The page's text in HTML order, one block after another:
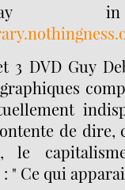
3 DVD Guy
de
le
" Ce qui